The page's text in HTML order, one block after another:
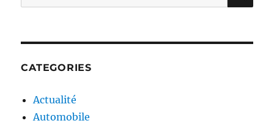
for:
CATEGORIES
Actualité
Automobile